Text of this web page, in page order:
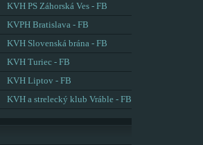
KVH PS Záhorská Ves - FB
KVPH Bratislava - FB
KVH Slovenská brána - FB
KVH Turiec - FB
KVH Liptov - FB
KVH a strelecký klub Vráble - FB